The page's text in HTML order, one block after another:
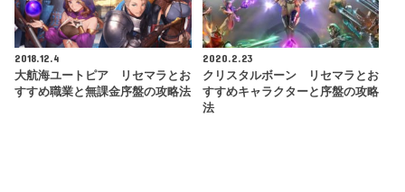
2018.12.4
大航海ユートピア リセマラとお
すすめ職業と無課金序盤の攻略法
2020.2.23
クリスタルボーン リセマラとお
すすめキャラクターと序盤の攻略
法